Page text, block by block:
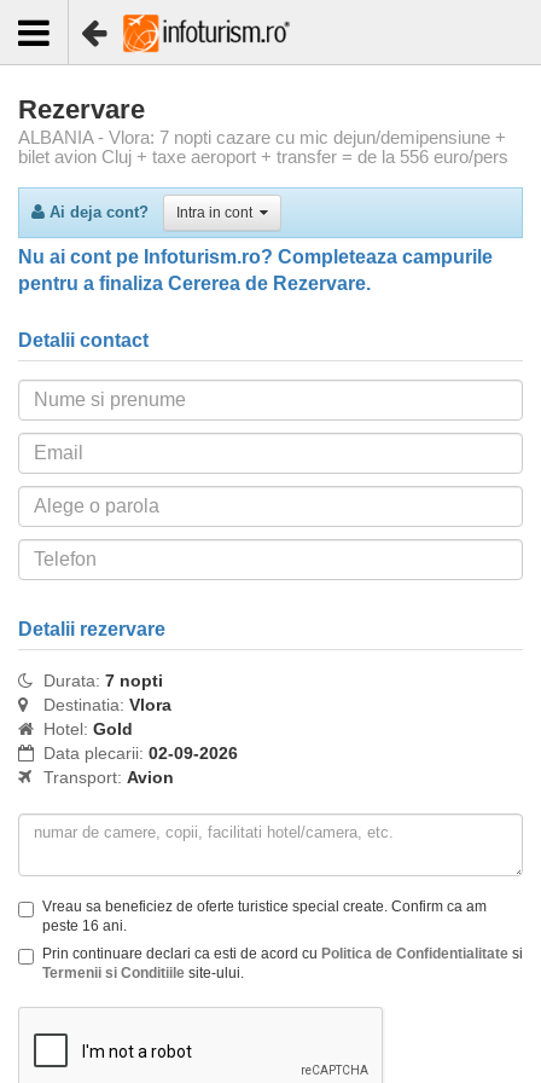
Rezervare
ALBANIA - Vlora: 7 nopti cazare cu mic dejun/demipensiune +
bilet avion Cluj + taxe aeroport + transfer = de la 556 euro/pers
Ai deja cont? Intra in cont
Nu ai cont pe Infoturism.ro? Completeaza campurile
pentru a finaliza Cererea de Rezervare.
Detalii contact
Detalii rezervare
Durata: 7 nopti
Destinatia: Vlora
Hotel: Gold
Data plecarii: 02-09-2026
Transport: Avion
Vreau sa beneficiez de oferte turistice special create. Confirm ca am
peste 16 ani.
Prin continuare declari ca esti de acord cu Politica de Confidentialitate si
Termenii si Conditiile site-ului.